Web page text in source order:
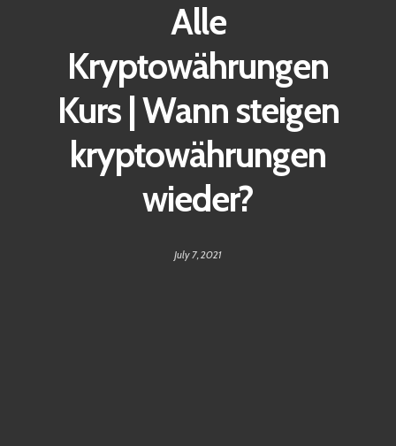
Alle
Kryptowährungen
Kurs | Wann steigen
kryptowährungen
wieder?
July 7, 2021